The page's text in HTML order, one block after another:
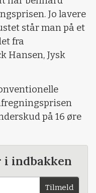
Jo lavere
står man på et
fra
Hansen, Jysk
på 16 øre
i indbakken
Tilmeld